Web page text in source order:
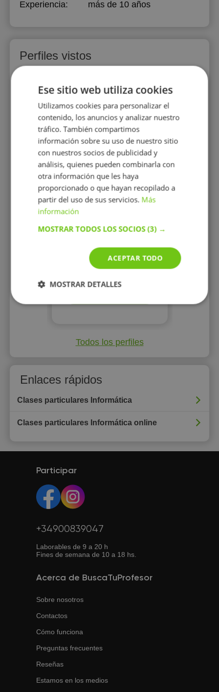
Experiencia: más de 10 años
Perfiles vistos
José Carlos Terrasa
Grau
SOY UN APASIONADO DE
LA INFORMÁTICA DESDE
MUY PEQUEÑO, QUE
DISFRUTA ENSEÑÁNDOLA
A LOS DEMÁS PARA QUE
PUEDAN HACER UN USO
EFICIENTE DE LA MISMA
20 €/h
Todos los perfiles
Enlaces rápidos
Clases particulares Informática
Clases particulares Informática online
Participar
+34900839047
Laborables de 9 a 20 h
Fines de semana de 10 a 18 hs.
Acerca de BuscaTuProfesor
Sobre nosotros
Contactos
Cómo funciona
Preguntas frecuentes
Reseñas
Estamos en los medios
Ese sitio web utiliza cookies
Utilizamos cookies para personalizar el
contenido, los anuncios y analizar nuestro
tráfico. También compartimos
información sobre su uso de nuestro sitio
con nuestros socios de publicidad y
análisis, quienes pueden combinarla con
otra información que les haya
proporcionado o que hayan recopilado a
partir del uso de sus servicios. Más
información
MOSTRAR TODOS LOS SOCIOS(3) →
ACEPTAR TODO
MOSTRAR DETALLES